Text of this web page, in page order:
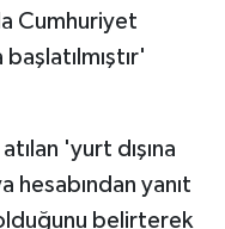
Cumhuriyet
başlatılmıştır'
'yurt dışına
hesabından yanıt
belirterek